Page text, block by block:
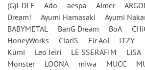
(G)I-DLE Ado aespa Aimer
Dream!
Ayumi Hamasaki
Ayumi
BABYMETAL
BanG Dream BoA
HoneyWorks
ClariS Eir Aoi ITZY
Kumi
Leo Ieiri LE SSERAFIM LiSA
Monster
LOONA miwa MUCC